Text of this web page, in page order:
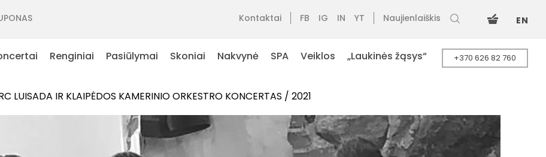
Kontaktai FB IG IN YT Naujienlaiškis EN
Renginiai Pasiūlymai Skoniai Nakvynė SPA Veiklos „Laukinės žąsys“ +370 626 82 760
LUISADA IR KLAIPĖDOS KAMERINIO ORKESTRO KONCERTAS / 2021